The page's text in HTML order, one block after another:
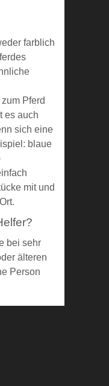
farblich
Pferd
es auch
sich eine
blaue
mit und
bei sehr
älteren
Person